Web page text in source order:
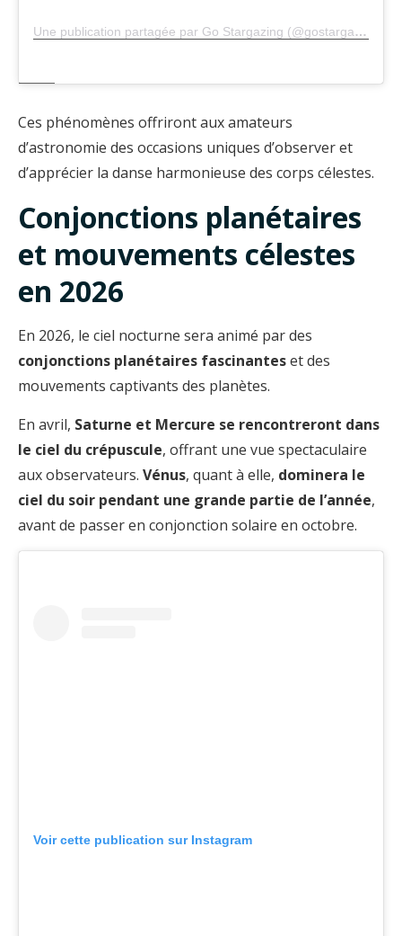
Une publication partagée par Go Stargazing (@gostargazing)
Ces phénomènes offriront aux amateurs
d’astronomie des occasions uniques d’observer et
d’apprécier la danse harmonieuse des corps célestes.
Conjonctions planétaires
et mouvements célestes
en 2026
En 2026, le ciel nocturne sera animé par des
conjonctions planétaires fascinanteset des
mouvements captivants des planètes.
En avril, Saturne et Mercure se rencontreront dans
le ciel du crépuscule, offrant une vue spectaculaire
aux observateurs. Vénus, quant à elle, dominera le
ciel du soir pendant une grande partie de l’année,
avant de passer en conjonction solaire en octobre.
Voir cette publication sur Instagram